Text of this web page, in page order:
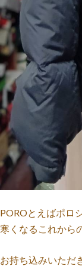
POROとえばポロ
寒くなるこれから
お持ち込みいただ